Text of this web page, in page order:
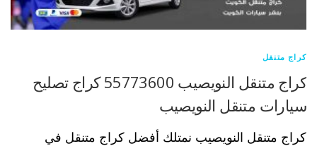
كراج متنقل
كراج متنقل النويصيب 55773600 كراج تصليح
سيارات متنقل النويصيب
كراج متنقل النويصيب نمتلك أفضل كراج متنقل في